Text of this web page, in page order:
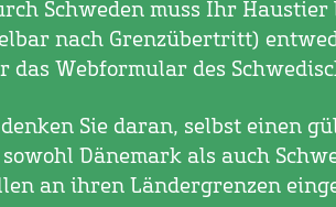
Schweden muss Ihr
nach Grenzübertritt)
das Webformular des
Sie daran, selbst einen
Dänemark als auch
an ihren Ländergrenzen